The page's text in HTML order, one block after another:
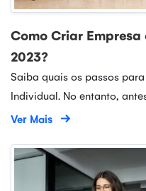
Como Criar
2023?
Saiba quais os passos
Individual. No entanto, antes
Ver Mais